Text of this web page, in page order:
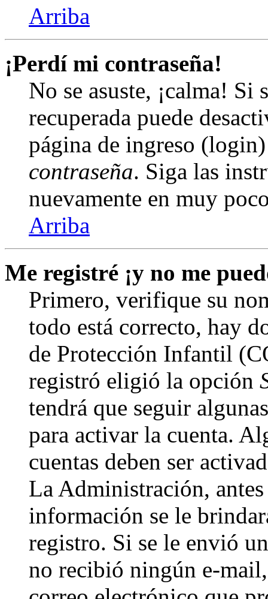
Arriba
¡Perdí mi contraseña!
No se asuste, ¡calma! Si
recuperada puede
página de ingreso
contraseña. Siga las
nuevamente en muy
Arriba
Me registré ¡y no me
Primero, verifique su
todo está correcto, hay
de Protección Infantil
registró eligió la opción
tendrá que seguir
para activar la cuenta.
cuentas deben ser
La Administración,
información se le
registro. Si se le envió
no recibió ningún e-